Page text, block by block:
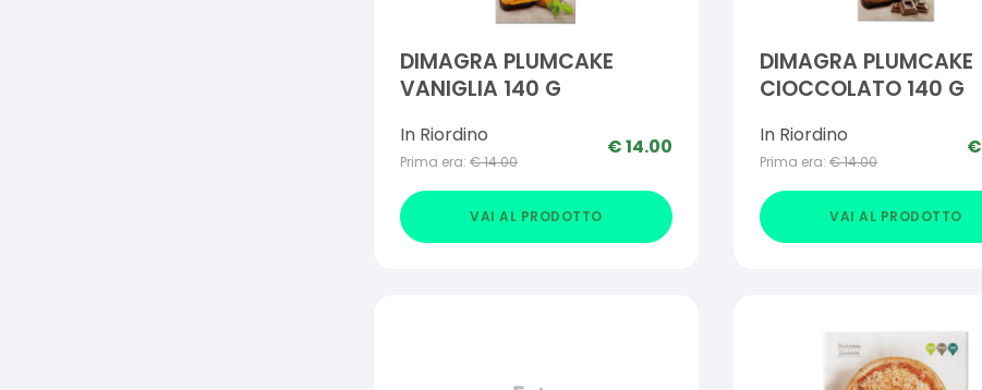
DIMAGRA PLUMCAKE
VANIGLIA 140 G
In Riordino
Prima era: €14.00
€14.00
VAI AL PRODOTTO
DIMAGRA PLUMCAKE
CIOCCOLATO 140 G
In Riordino
Prima era: €14.00
€
VAI AL PRODOTTO